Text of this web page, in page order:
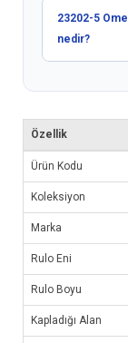
23202-5
nedir?
Özellik
Ürün Kodu
Koleksiyon
Marka
Rulo Eni
Rulo Boyu
Kapladığı Alan